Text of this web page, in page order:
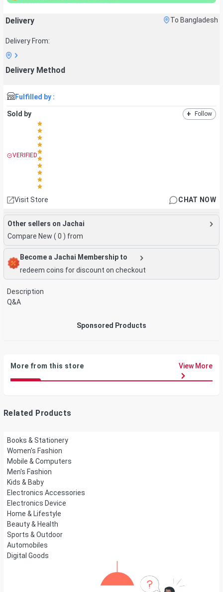
Delivery To Bangladesh
Delivery From:
Delivery Method
Fulfilled by :
Sold by + Follow
VERIFIED
Visit Store CHAT NOW
Other sellers on Jachai
Compare New ( 0 ) from
Become a Jachai Membership to
redeem coins for discount on checkout
Description
Q&A
Sponsored Products
More from this store View More
Related Products
Books & Stationery
Women's Fashion
Mobile & Computers
Men's Fashion
Kids & Baby
Electronics Accessories
Electronics Device
Home & Lifestyle
Beauty & Health
Sports & Outdoor
Automobiles
Digital Goods